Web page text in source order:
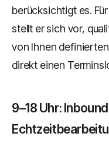
berücksichtigt es.
stellt er sich vor,
von Ihnen
direkt einen
9–18 Uhr: